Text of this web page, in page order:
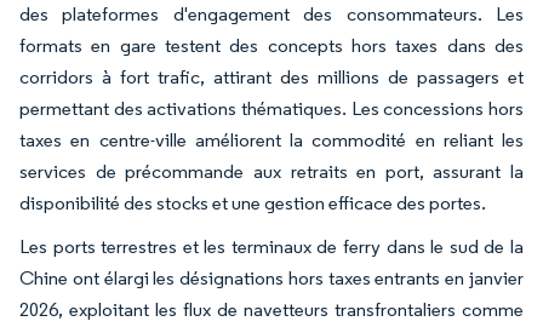
des plateformes d'engagement des consommateurs. Les
formats en gare testent des concepts hors taxes dans des
corridors à fort trafic, attirant des millions de passagers et
permettant des activations thématiques. Les concessions hors
taxes en centre-ville améliorent la commodité en reliant les
services de précommande aux retraits en port, assurant la
disponibilité des stocks et une gestion efficace des portes.
Les ports terrestres et les terminaux de ferry dans le sud de la
Chine ont élargi les désignations hors taxes entrants en janvier
2026, exploitant les flux de navetteurs transfrontaliers comme